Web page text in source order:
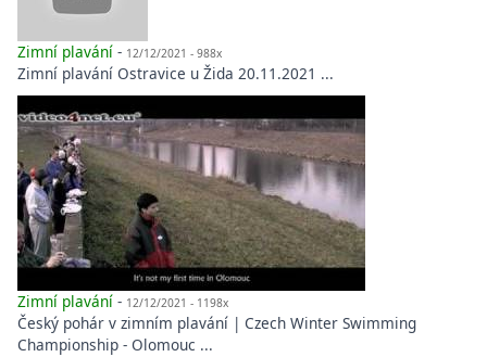
Zimní plavání - 12/12/2021 - 988x
Zimní plavání Ostravice u Žida 20.11.2021 ...
Zimní plavání - 12/12/2021 - 1198x
Český pohár v zimním plavání | Czech Winter Swimming
Championship - Olomouc ...